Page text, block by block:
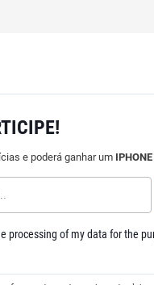
e poderá ganhar um
processing of my data for the